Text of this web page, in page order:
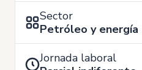
Sector
Petróleo y energía
Jornada laboral